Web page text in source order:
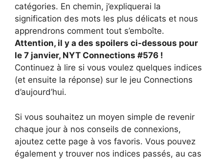
catégories. En chemin, j’expliquerai la
signification des mots les plus délicats et nous
apprendrons comment tout s’emboîte.
Attention, il y a des spoilers ci-dessous pour
le 7 janvier, NYT Connections #576 !
Continuez à lire si vous voulez quelques indices
(et ensuite la réponse) sur le jeu Connections
d’aujourd’hui.
Si vous souhaitez un moyen simple de revenir
chaque jour à nos conseils de connexions,
ajoutez cette page à vos favoris. Vous pouvez
également y trouver nos indices passés, au cas